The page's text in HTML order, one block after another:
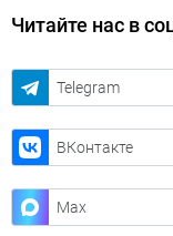
Читайте нас в
Telegram
ВКонтакте
Max